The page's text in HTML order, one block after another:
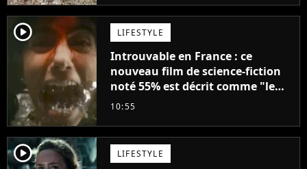
player2 LIFESTYLE
Introuvable en France : ce
nouveau film de science-fiction
noté 55% est décrit comme "le
plus stupide de l'année"
10:55
player2 LIFESTYLE